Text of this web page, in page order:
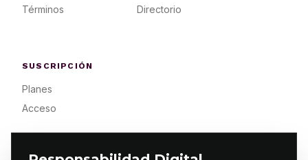
Términos
Directorio
SUSCRIPCIÓN
Planes
Acceso